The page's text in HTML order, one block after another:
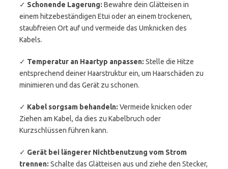
✓ Schonende Lagerung: Bewahre dein Glätteisen in
einem hitzebeständigen Etui oder an einem trockenen,
staubfreien Ort auf und vermeide das Umknicken des
Kabels.
✓ Temperatur an Haartyp anpassen: Stelle die Hitze
entsprechend deiner Haarstruktur ein, um Haarschäden zu
minimieren und das Gerät zu schonen.
✓ Kabel sorgsam behandeln: Vermeide knicken oder
Ziehen am Kabel, da dies zu Kabelbruch oder
Kurzschlüssen führen kann.
✓ Gerät bei längerer Nichtbenutzung vom Strom
trennen: Schalte das Glätteisen aus und ziehe den Stecker,